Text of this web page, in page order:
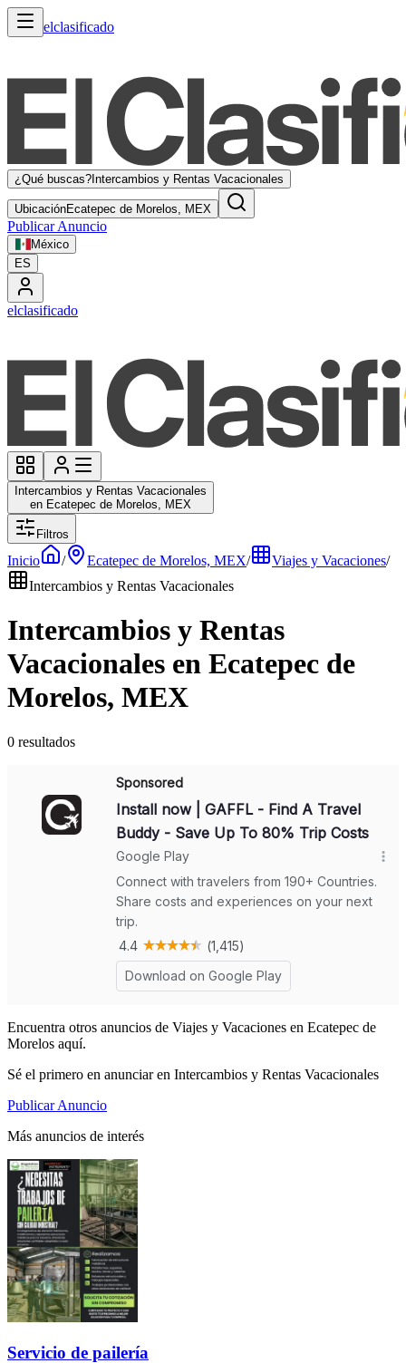
elclasificado
¿Qué buscas? Intercambios y Rentas Vacacionales
UbicaciónEcatepec de Morelos, MEX
Publicar Anuncio
México
ES
elclasificado
Intercambios y Rentas Vacacionales
en Ecatepec de Morelos, MEX
Filtros
Inicio / Ecatepec de Morelos, MEX/ Viajes y Vacaciones/
Intercambios y Rentas Vacacionales
Intercambios y Rentas
Vacacionales en Ecatepec de
Morelos, MEX
0 resultados
Encuentra otros anuncios de Viajes y Vacaciones en Ecatepec de
Morelos aquí.
Sé el primero en anunciar en Intercambios y Rentas Vacacionales
Publicar Anuncio
Más anuncios de interés
Servicio de pailería